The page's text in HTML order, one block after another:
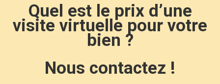
Quel est le prix d’une
visite virtuelle pour votre
bien ?
Nous contactez !